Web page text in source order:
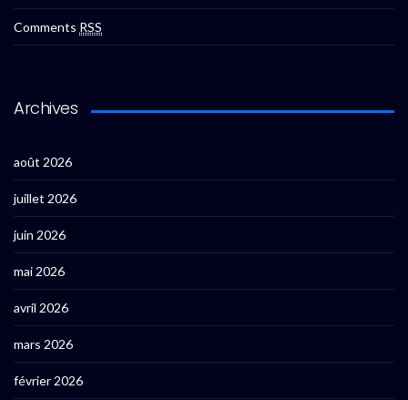
Comments RSS
Archives
août 2026
juillet 2026
juin 2026
mai 2026
avril 2026
mars 2026
février 2026